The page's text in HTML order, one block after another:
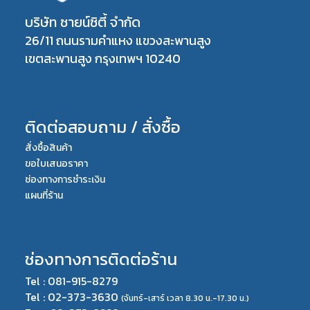
บริษัท ซายน์ซิตี้ จำกัด
26/11 ถนนรามคำแหง แขวงสะพานสูง
เขตสะพานสูง กรุงเทพฯ 10240
ติดต่อสอบถาม / สั่งซื้อ
สั่งซื้อสินค้า
ขอใบเสนอราคา
ช่องทางการชำระเงิน
แผนที่ร้าน
ช่องทางการติดต่อร้าน
Tel : 081-915-8279
Tel : 02-373-3630 (จันทร์-เสาร์ เวลา 8.30 น.-17.30 น.)